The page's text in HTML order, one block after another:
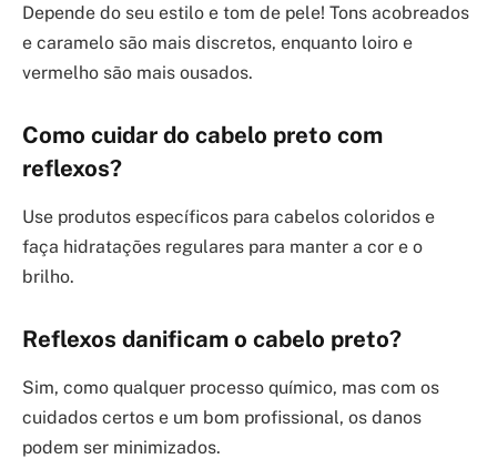
Depende do seu estilo e tom de pele! Tons acobreados
e caramelo são mais discretos, enquanto loiro e
vermelho são mais ousados.
Como cuidar do cabelo preto com
reflexos?
Use produtos específicos para cabelos coloridos e
faça hidratações regulares para manter a cor e o
brilho.
Reflexos danificam o cabelo preto?
Sim, como qualquer processo químico, mas com os
cuidados certos e um bom profissional, os danos
podem ser minimizados.